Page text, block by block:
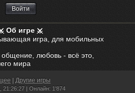
Войти
Об игре
игра, для мобильных
любовь - всё это,
мира
Другие игры
21:26:27 | Онлайн: 1'874